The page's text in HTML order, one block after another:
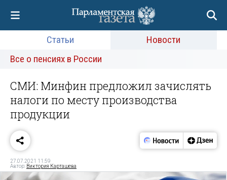
Статьи
Новости
Все о пенсиях в России
СМИ: Минфин предложил зачислять
налоги по месту производства
продукции
27.07.2021 11:59
Автор: Виктория Карташева